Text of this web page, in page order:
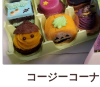
コージーコー